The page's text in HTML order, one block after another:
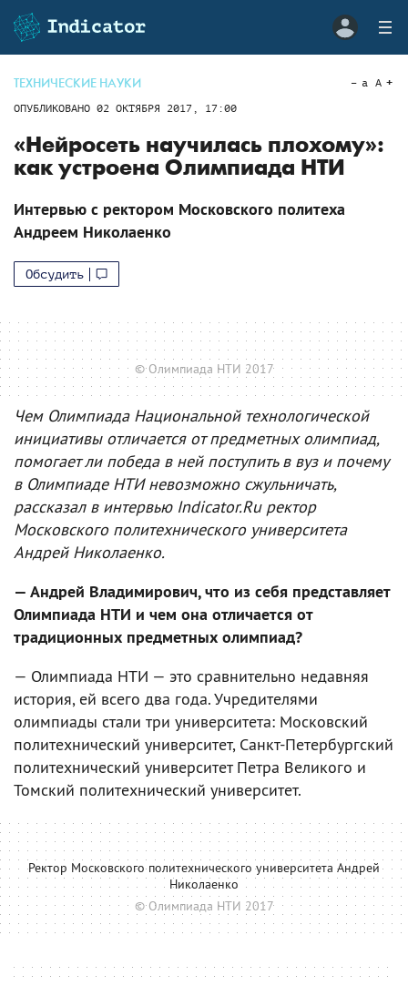
ТЕХНИЧЕСКИЕ НАУКИ
ОПУБЛИКОВАНО 02 ОКТЯБРЯ 2017, 17:00
a A
«Нейросеть научилась плохому»:
как устроена Олимпиада НТИ
Интервью с ректором Московского политеха
Андреем Николаенко
Обсудить
© Олимпиада НТИ 2017
Чем Олимпиада Национальной технологической
инициативы отличается от предметных олимпиад,
помогает ли победа в ней поступить в вуз и почему
в Олимпиаде НТИ невозможно сжульничать,
рассказал в интервью Indicator.Ru ректор
Московского политехнического университета
Андрей Николаенко.
— Андрей Владимирович, что из себя представляет
Олимпиада НТИ и чем она отличается от
традиционных предметных олимпиад?
— Олимпиада НТИ — это сравнительно недавняя
история, ей всего два года. Учредителями
олимпиады стали три университета: Московский
политехнический университет, Санкт-Петербургский
политехнический университет Петра Великого и
Томский политехнический университет.
Ректор Московского политехнического университета Андрей
Николаенко
© Олимпиада НТИ 2017